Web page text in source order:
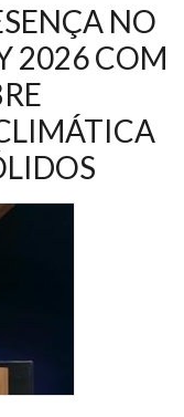
NO
2026 COM